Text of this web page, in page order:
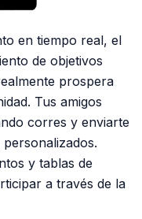
en tiempo real, el
de objetivos
prospera
Tus amigos
corres y enviarte
y tablas de
a través de la